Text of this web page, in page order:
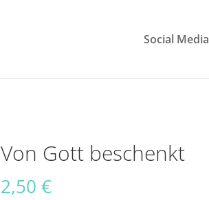
Social Media
Von Gott beschenkt
2,50 €